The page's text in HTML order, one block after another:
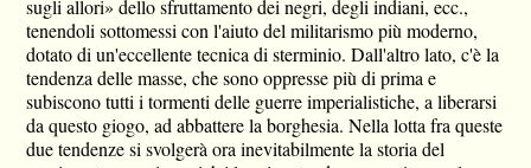
sugli allori» dello sfruttamento dei negri, degli indiani, ecc.,
tenendoli sottomessi con l'aiuto del militarismo più moderno,
dotato di un'eccellente tecnica di sterminio. Dall'altro lato, c'è la
tendenza delle masse, che sono oppresse più di prima e
subiscono tutti i tormenti delle guerre imperialistiche, a liberarsi
da questo giogo, ad abbattere la borghesia. Nella lotta fra queste
due tendenze si svolgerà ora inevitabilmente la storia del